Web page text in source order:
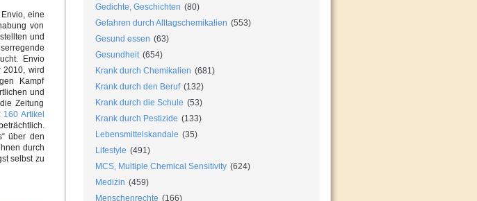
eine
von
und
Envio
2010, wird
Kampf
und
Zeitung
160 Artikel
über den
durch
selbst zu
Gedichte, Geschichten (80)
Gefahren durch Alltagschemikalien (553)
Gesund essen (63)
Gesundheit (654)
Krank durch Chemikalien (681)
Krank durch den Beruf (132)
Krank durch die Schule (53)
Krank durch Pestizide (133)
Lebensmittelskandale (35)
Lifestyle (491)
MCS, Multiple Chemical Sensitivity (624)
Medizin (459)
Menschenrechte (166)